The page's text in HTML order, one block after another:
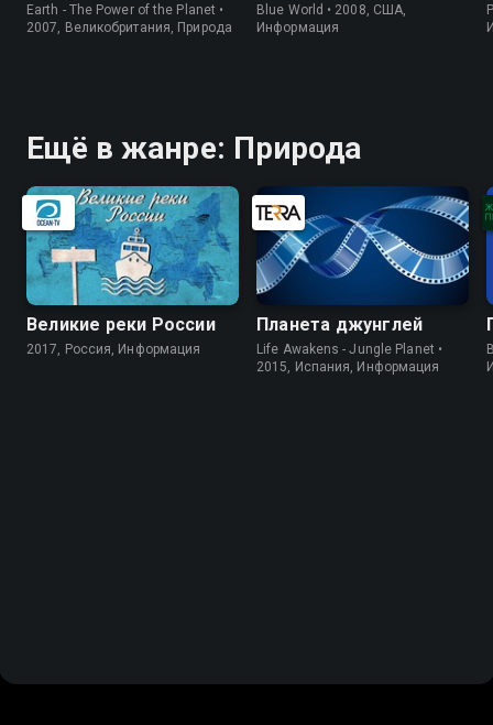
Earth - The Power of the Planet •
2007, Великобритания, Природа
Blue World • 2008, США,
Информация
Ещё в жанре: Природа
Великие реки России
2017, Россия, Информация
Планета джунглей
Life Awakens - Jungle Planet •
2015, Испания, Информация